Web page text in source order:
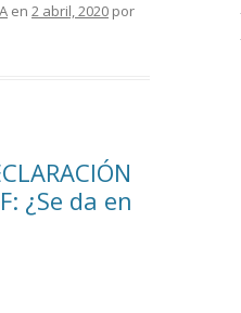
en 2 abril, 2020 por
¿Se da en